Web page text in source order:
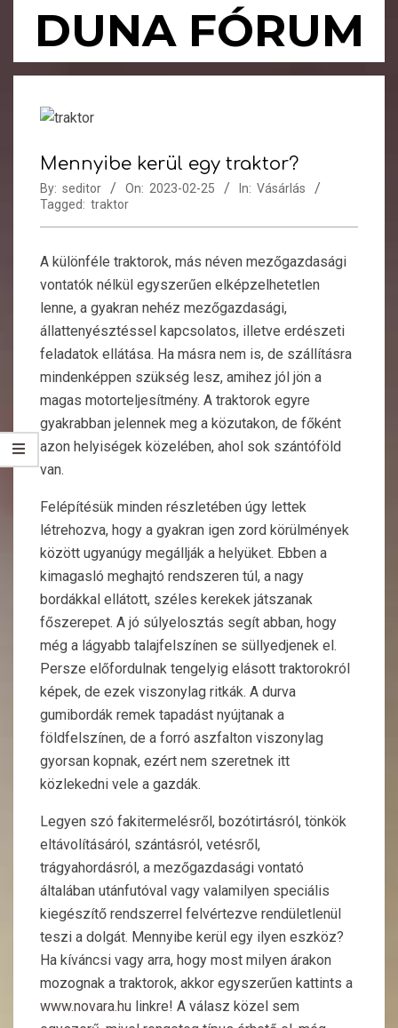
DUNA FÓRUM
Primary
Menu
Mennyibe kerül egy traktor?
By: seditor On: 2023-02-25 In: Vásárlás
Tagged: traktor
A különféle traktorok, más néven mezőgazdasági
vontatók nélkül egyszerűen elképzelhetetlen
lenne, a gyakran nehéz mezőgazdasági,
állattenyésztéssel kapcsolatos, illetve erdészeti
feladatok ellátása. Ha másra nem is, de szállításra
mindenképpen szükség lesz, amihez jól jön a
magas motorteljesítmény. A traktorok egyre
gyakrabban jelennek meg a közutakon, de főként
azon helyiségek közelében, ahol sok szántóföld
van.
Felépítésük minden részletében úgy lettek
létrehozva, hogy a gyakran igen zord körülmények
között ugyanúgy megállják a helyüket. Ebben a
kimagasló meghajtó rendszeren túl, a nagy
bordákkal ellátott, széles kerekek játszanak
főszerepet. A jó súlyelosztás segít abban, hogy
még a lágyabb talajfelszínen se süllyedjenek el.
Persze előfordulnak tengelyig elásott traktorokról
képek, de ezek viszonylag ritkák. A durva
gumibordák remek tapadást nyújtanak a
földfelszínen, de a forró aszfalton viszonylag
gyorsan kopnak, ezért nem szeretnek itt
közlekedni vele a gazdák.
Legyen szó fakitermelésről, bozótirtásról, tönkök
eltávolításáról, szántásról, vetésről,
trágyahordásról, a mezőgazdasági vontató
általában utánfutóval vagy valamilyen speciális
kiegészítő rendszerrel felvértezve rendületlenül
teszi a dolgát. Mennyibe kerül egy ilyen eszköz?
Ha kíváncsi vagy arra, hogy most milyen árakon
mozognak a traktorok, akkor egyszerűen kattints a
www.novara.hu linkre! A válasz közel sem